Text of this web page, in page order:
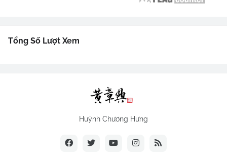
Tổng Số Lượt Xem
Huỳnh Chương Hưng